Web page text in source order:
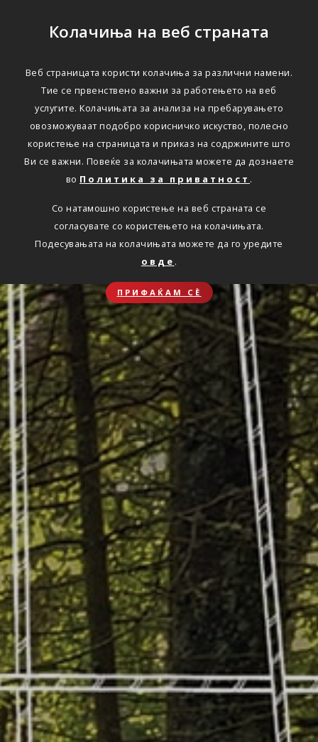
Колачиња на веб страната
Веб страницата користи колачиња за различни намени.
Тие се првенствено важни за работењето на веб
услугите. Колачињата за анализа на пребарувањето
овозможуваат подобро корисничко искуство, полесно
користење на страницата и приказ на содржините што
Ви се важни. Повеќе за колачињата можете да дознаете
во Политика за приватност .
Со натамошно користење на веб страната се
согласувате со користењето на колачињата.
Подесувањата на колачињата можете да го уредите
овде .
ПРИФАЌАМ СЀ